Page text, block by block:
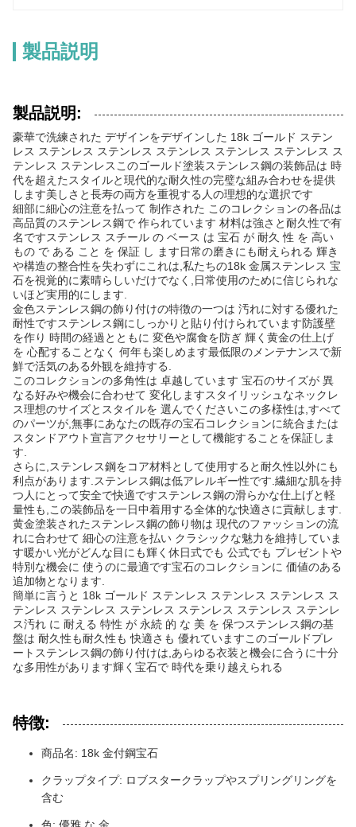
製品説明
製品説明:
豪華で洗練された デザインをデザインした 18k ゴールド ステン
レス ステンレス ステンレス ステンレス ステンレス ステンレス ス
テンレス ステンレスこのゴールド塗装ステンレス鋼の装飾品は 時
代を超えたスタイルと現代的な耐久性の完璧な組み合わせを提供
します美しさと長寿の両方を重視する人の理想的な選択です
細部に細心の注意を払って 制作された このコレクションの各品は
高品質のステンレス鋼で 作られています 材料は強さと耐久性で有
名ですステンレス スチール の ベース は 宝石 が 耐久 性 を 高い
もの で ある こと を 保証 し ます日常の磨きにも耐えられる 輝き
や構造の整合性を失わずにこれは,私たちの18k 金属ステンレス 宝
石を視覚的に素晴らしいだけでなく,日常使用のために信じられな
いほど実用的にします.
金色ステンレス鋼の飾り付けの特徴の一つは 汚れに対する優れた
耐性ですステンレス鋼にしっかりと貼り付けられています防護壁
を作り 時間の経過とともに 変色や腐食を防ぎ 輝く黄金の仕上げ
を 心配することなく 何年も楽しめます最低限のメンテナンスで新
鮮で活気のある外観を維持する.
このコレクションの多角性は 卓越しています 宝石のサイズが 異
なる好みや機会に合わせて 変化しますスタイリッシュなネックレ
ス理想のサイズとスタイルを 選んでくださいこの多様性は,すべて
のパーツが,無事にあなたの既存の宝石コレクションに統合または
スタンドアウト宣言アクセサリーとして機能することを保証しま
す.
さらに,ステンレス鋼をコア材料として使用すると耐久性以外にも
利点があります.ステンレス鋼は低アレルギー性です.繊細な肌を持
つ人にとって安全で快適ですステンレス鋼の滑らかな仕上げと軽
量性も,この装飾品を一日中着用する全体的な快適さに貢献します.
黄金塗装されたステンレス鋼の飾り物は 現代のファッションの流
れに合わせて 細心の注意を払い クラシックな魅力を維持していま
す暖かい光がどんな目にも輝く休日式でも 公式でも プレゼントや
特別な機会に 使うのに最適です宝石のコレクションに 価値のある
追加物となります.
簡単に言うと 18k ゴールド ステンレス ステンレス ステンレス ス
テンレス ステンレス ステンレス ステンレス ステンレス ステンレ
ス汚れ に 耐える 特性 が 永続 的 な 美 を 保つステンレス鋼の基
盤は 耐久性も耐久性も 快適さも 優れていますこのゴールドプレ
ートステンレス鋼の飾り付けは,あらゆる衣装と機会に合うに十分
な多用性があります輝く宝石で 時代を乗り越えられる
特徴:
商品名: 18k 金付鋼宝石
クラップタイプ: ロブスタークラップやスプリングリングを
含む